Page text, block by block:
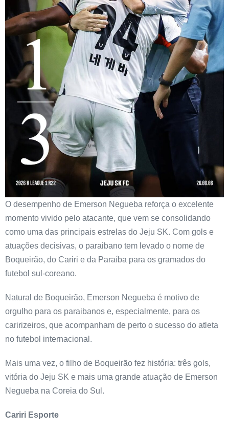
O desempenho de Emerson Negueba reforça o excelente
momento vivido pelo atacante, que vem se consolidando
como uma das principais estrelas do Jeju SK. Com gols e
atuações decisivas, o paraibano tem levado o nome de
Boqueirão, do Cariri e da Paraíba para os gramados do
futebol sul-coreano.
Natural de Boqueirão, Emerson Negueba é motivo de
orgulho para os paraibanos e, especialmente, para os
caririzeiros, que acompanham de perto o sucesso do atleta
no futebol internacional.
Mais uma vez, o filho de Boqueirão fez história: três gols,
vitória do Jeju SK e mais uma grande atuação de Emerson
Negueba na Coreia do Sul.
Cariri Esporte